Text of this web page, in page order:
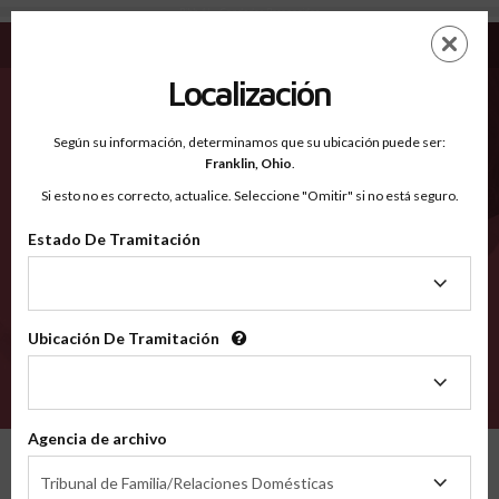
Bibb AL - Condados Reconocidos
EN
Condados Reconocidos
2600
Localización
Según su información, determinamos que su ubicación puede ser:
Franklin, Ohio.
Si esto no es correcto, actualice. Seleccione "Omitir" si no está seguro.
Estado De Tramitación
Tramitación
Ubicación De Tramitación
Tramitación
Agencia de archivo
Tribunal de Familia/Relaciones Domésticas
de